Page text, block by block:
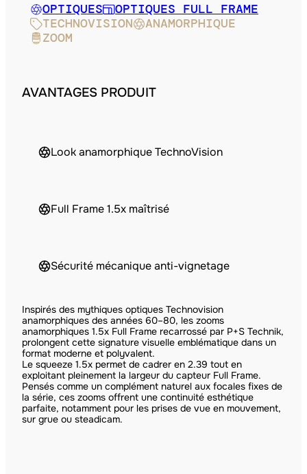
OPTIQUES
OPTIQUES FULL FRAME
TECHNOVISION
ANAMORPHIQUE
ZOOM
AVANTAGES PRODUIT
Look anamorphique TechnoVision
Full Frame 1.5x maîtrisé
Sécurité mécanique anti-vignetage
Inspirés des mythiques optiques Technovision
anamorphiques des années 60–80, les zooms
anamorphiques 1.5x Full Frame recarrossé par P+S Technik,
prolongent cette signature visuelle emblématique dans un
format moderne et polyvalent.
Le squeeze 1.5x permet de cadrer en 2.39 tout en
exploitant pleinement la largeur du capteur Full Frame.
Pensés comme un complément naturel aux focales fixes de
la série, ces zooms offrent une continuité esthétique
parfaite, notamment pour les prises de vue en mouvement,
sur grue ou steadicam.